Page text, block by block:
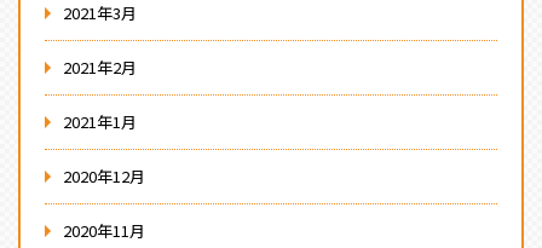
2021年3月
2021年2月
2021年1月
2020年12月
2020年11月